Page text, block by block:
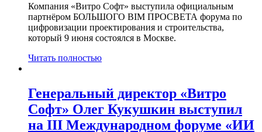
Компания «Витро Софт» выступила официальным
партнёром БОЛЬШОГО BIM ПРОСВЕТА форума по
цифровизации проектирования и строительства,
который 9 июня состоялся в Москве.
Читать полностью
Генеральный директор «Витро
Софт» Олег Кукушкин выступил
на III Международном форуме «ИИ